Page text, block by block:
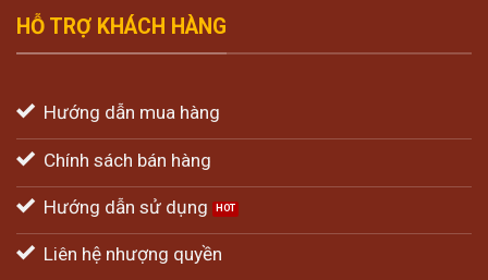
HỖ TRỢ KHÁCH HÀNG
Hướng dẫn mua hàng
Chính sách bán hàng
Hướng dẫn sử dụng
Liên hệ nhượng quyền